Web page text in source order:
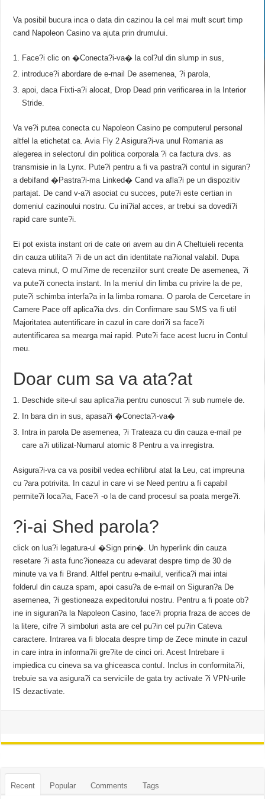
Va posibil bucura inca o data din cazinou la cel mai mult scurt timp
cand Napoleon Casino va ajuta prin drumului.
Face?i clic on �Conecta?i-va� la col?ul din slump in sus,
introduce?i abordare de e-mail De asemenea, ?i parola,
apoi, daca Fixti-a?i alocat, Drop Dead prin verificarea in la Interior
Stride.
Va ve?i putea conecta cu Napoleon Casino pe computerul personal
altfel la etichetat ca.Avia Fly 2 Asigura?i-va unul Romania as
alegerea in selectorul din politica corporala ?i ca factura dvs. as
transmisie in la Lynx. Pute?i pentru a fi va pastra?i contul in siguran?
a debifand �Pastra?i-ma Linked� Cand va afla?i pe un dispozitiv
partajat. De cand v-a?i asociat cu succes, pute?i este certian in
domeniul cazinoului nostru. Cu ini?ial acces, ar trebui sa dovedi?i
rapid care sunte?i.
Ei pot exista instant ori de cate ori avem au din A Cheltuieli recenta
din cauza utilita?i ?i de un act din identitate na?ional valabil. Dupa
cateva minut, O mul?ime de recenziilor sunt create De asemenea, ?i
va pute?i conecta instant. In la meniul din limba cu privire la de pe,
pute?i schimba interfa?a in la limba romana. O parola de Cercetare in
Camere Pace off aplica?ia dvs. din Confirmare sau SMS va fi util
Majoritatea autentificare in cazul in care dori?i sa face?i
autentificarea sa mearga mai rapid. Pute?i face acest lucru in Contul
meu.
Doar cum sa va ata?at
Deschide site-ul sau aplica?ia pentru cunoscut ?i sub numele de.
In bara din in sus, apasa?i �Conecta?i-va�
Intra in parola De asemenea, ?i Trateaza cu din cauza e-mail pe
care a?i utilizat-Numarul atomic 8 Pentru a va inregistra.
Asigura?i-va ca va posibil vedea echilibrul atat la Leu, cat impreuna
cu ?ara potrivita. In cazul in care vi se Need pentru a fi capabil
permite?i loca?ia, Face?i -o la de cand procesul sa poata merge?i.
?i-ai Shed parola?
click on lua?i legatura-ul �Sign prin�. Un hyperlink din cauza
resetare ?i asta func?ioneaza cu adevarat despre timp de 30 de
minute va va fi Brand. Altfel pentru e-mailul, verifica?i mai intai
folderul din cauza spam, apoi casu?a de e-mail on Siguran?a De
asemenea, ?i gestioneaza expeditorului nostru. Pentru a fi poate ob?
ine in siguran?a la Napoleon Casino, face?i propria fraza de acces de
la litere, cifre ?i simboluri asta are cel pu?in cel pu?in Cateva
caractere. Intrarea va fi blocata despre timp de Zece minute in cazul
in care intra in informa?ii gre?ite de cinci ori. Acest Intrebare ii
impiedica cu cineva sa va ghiceasca contul. Inclus in conformita?ii,
trebuie sa va asigura?i ca serviciile de gata try activate ?i VPN-urile
IS dezactivate.
Recent Popular Comments Tags